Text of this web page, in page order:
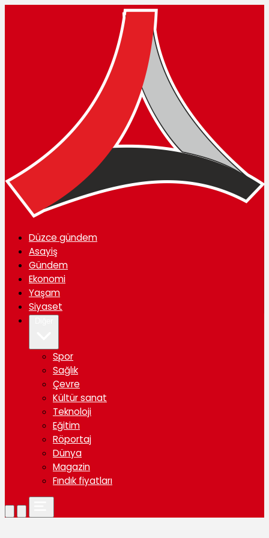
Düzce gündem
Asayiş
Gündem
Ekonomi
Yaşam
Siyaset
Spor
Sağlık
Çevre
Kültür sanat
Teknoloji
Eğitim
Röportaj
Dünya
Magazin
Fındık fiyatları